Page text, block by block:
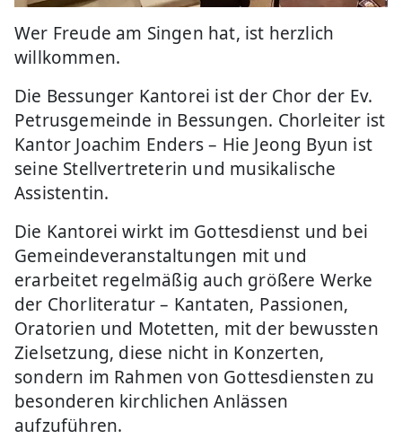
Wer Freude am Singen hat, ist herzlich
willkommen.
Die Bessunger Kantorei ist der Chor der Ev.
Petrusgemeinde in Bessungen. Chorleiter ist
Kantor Joachim Enders – Hie Jeong Byun ist
seine Stellvertreterin und musikalische
Assistentin.
Die Kantorei wirkt im Gottesdienst und bei
Gemeindeveranstaltungen mit und
erarbeitet regelmäßig auch größere Werke
der Chorliteratur – Kantaten, Passionen,
Oratorien und Motetten, mit der bewussten
Zielsetzung, diese nicht in Konzerten,
sondern im Rahmen von Gottesdiensten zu
besonderen kirchlichen Anlässen
aufzuführen.